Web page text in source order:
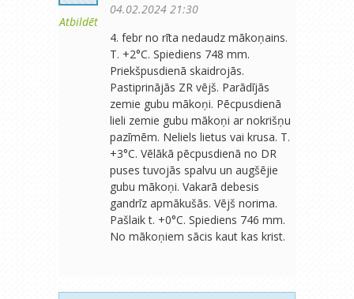
Atbildēt
04.02.2024 21:30
4. febr no rīta nedaudz mākoņains.
T. +2°C. Spiediens 748 mm.
Priekšpusdienā skaidrojās.
Pastiprinājās ZR vējš. Parādījās
zemie gubu mākoņi. Pēcpusdienā
lieli zemie gubu mākoņi ar nokrišņu
pazīmēm. Neliels lietus vai krusa. T.
+3°C. Vēlākā pēcpusdienā no DR
puses tuvojās spalvu un augšējie
gubu mākoņi. Vakarā debesis
gandrīz apmākušās. Vējš norima.
Pašlaik t. +0°C. Spiediens 746 mm.
No mākoņiem sācis kaut kas krist.